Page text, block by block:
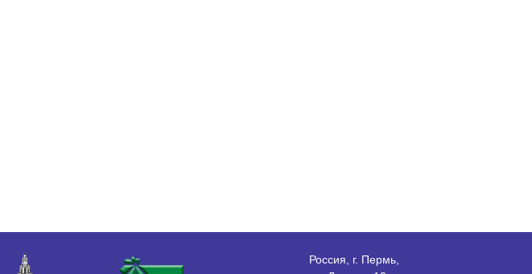
Россия, г. Пермь,